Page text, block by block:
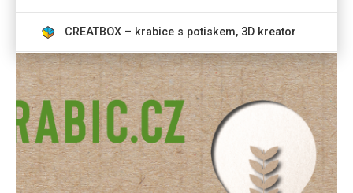
CREATBOX – krabice s potiskem, 3D kreator